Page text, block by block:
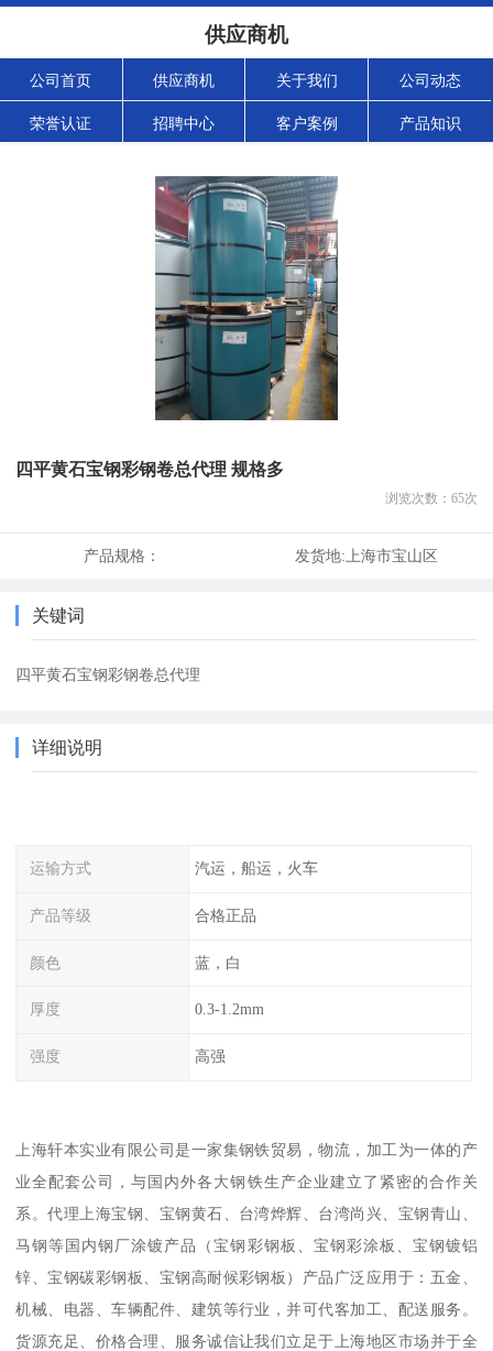
供应商机
公司首页 供应商机 关于我们 公司动态
荣誉认证 招聘中心 客户案例 产品知识
四平黄石宝钢彩钢卷总代理 规格多
浏览次数： 65次
产品规格： 发货地: 上海市宝山区
关键词
四平黄石宝钢彩钢卷总代理
详细说明
运输方式 汽运，船运，火车
产品等级 合格正品
颜色 蓝，白
厚度 0.3-1.2mm
强度 高强
上海轩本实业有限公司是一家集钢铁贸易，物流，加工为一体的产
业全配套公司，与国内外各大钢铁生产企业建立了紧密的合作关
系。代理上海宝钢、宝钢黄石、台湾烨辉、台湾尚兴、宝钢青山、
马钢等国内钢厂涂镀产品（宝钢彩钢板、宝钢彩涂板、宝钢镀铝
锌、宝钢碳彩钢板、宝钢高耐候彩钢板）产品广泛应用于：五金、
机械、电器、车辆配件、建筑等行业，并可代客加工、配送服务。
货源充足、价格合理、服务诚信让我们立足于上海地区市场并于全